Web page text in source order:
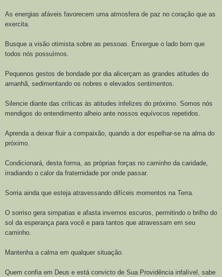
As energias afáveis favorecem uma atmosfera de paz no coração que as
exercita.
Busque a visão otimista sobre as pessoas. Enxergue o lado bom que
todos nós possuímos.
Pequenos gestos de bondade por dia alicerçam as grandes atitudes do
amanhã, sedimentando os nobres e elevados sentimentos.
Silencie diante das críticas às atitudes infelizes do próximo. Somos nós
mendigos do entendimento alheio ante nossos equívocos repetidos.
Aprenda a deixar fluir a compaixão, quando a dor espelhar-se na alma do
próximo.
Condicionará, desta forma, as próprias forças no caminho da caridade,
irradiando o calor da fraternidade por onde passar.
Sorria ainda que esteja atravessando difíceis momentos na Terra.
O sorriso gera simpatias e afasta invernos escuros, permitindo o brilho do
sol da esperança para você e para tantos que atravessam em seu
caminho.
Mantenha a calma em qualquer situação.
Quem confia em Deus e está convicto de Sua Providência infalível, sabe